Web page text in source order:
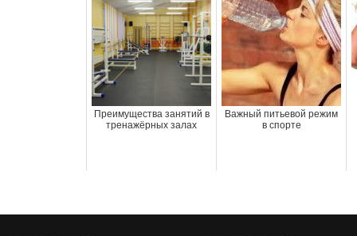
Преимущества занятий в
тренажёрных залах
Важный питьевой режим
в спорте